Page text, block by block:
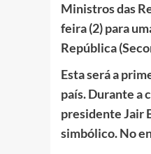
Ministros das
feira (2) para
República
Esta será a
país. Durante a
presidente Jair
simbólico. No